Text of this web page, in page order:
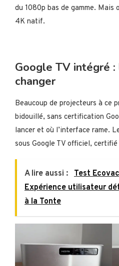
du 1080p bas de gamme. Mais
4K natif.
Google TV intégré
changer
Beaucoup de projecteurs à ce
bidouillé, sans certification
lancer et où l’interface rame.
sous Google TV officiel,
A lire aussi :
Test
Expérience utilisateur
à la Tonte